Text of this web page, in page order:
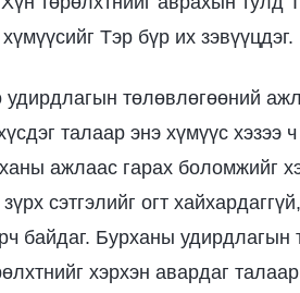
Тэр бүр их зэвүүцдэг.
төлөвлөгөөний
талаар энэ хүмүүс хэзээ
ажлаас гарах боломжийг
сэтгэлийг огт
байдаг. Бурханы
хэрхэн авардаг